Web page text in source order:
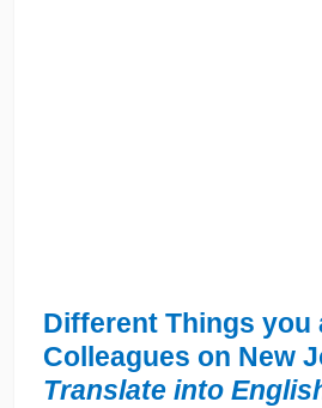
Different Things you
Colleagues on New
Translate into